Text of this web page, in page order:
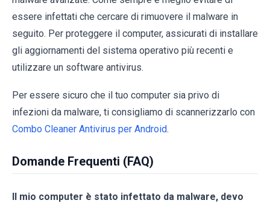
essere infettati che cercare di rimuovere il malware in
seguito. Per proteggere il computer, assicurati di installare
gli aggiornamenti del sistema operativo più recenti e
utilizzare un software antivirus.
Per essere sicuro che il tuo computer sia privo di
infezioni da malware, ti consigliamo di scannerizzarlo con
Combo Cleaner Antivirus per Android.
Domande Frequenti (FAQ)
Il mio computer è stato infettato da malware, devo